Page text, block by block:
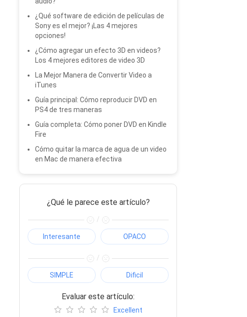
¿Qué software de edición de películas de
Sony es el mejor? ¡Las 4 mejores
opciones!
¿Cómo agregar un efecto 3D en videos?
Los 4 mejores editores de video 3D
La Mejor Manera de Convertir Video a
iTunes
Guía principal: Cómo reproducir DVD en
PS4 de tres maneras
Guía completa: Cómo poner DVD en Kindle
Fire
Cómo quitar la marca de agua de un video
en Mac de manera efectiva
¿Qué le parece este artículo?
/
Interesante OPACO
/
SIMPLE Dificil
Evaluar este artículo:
Excellent